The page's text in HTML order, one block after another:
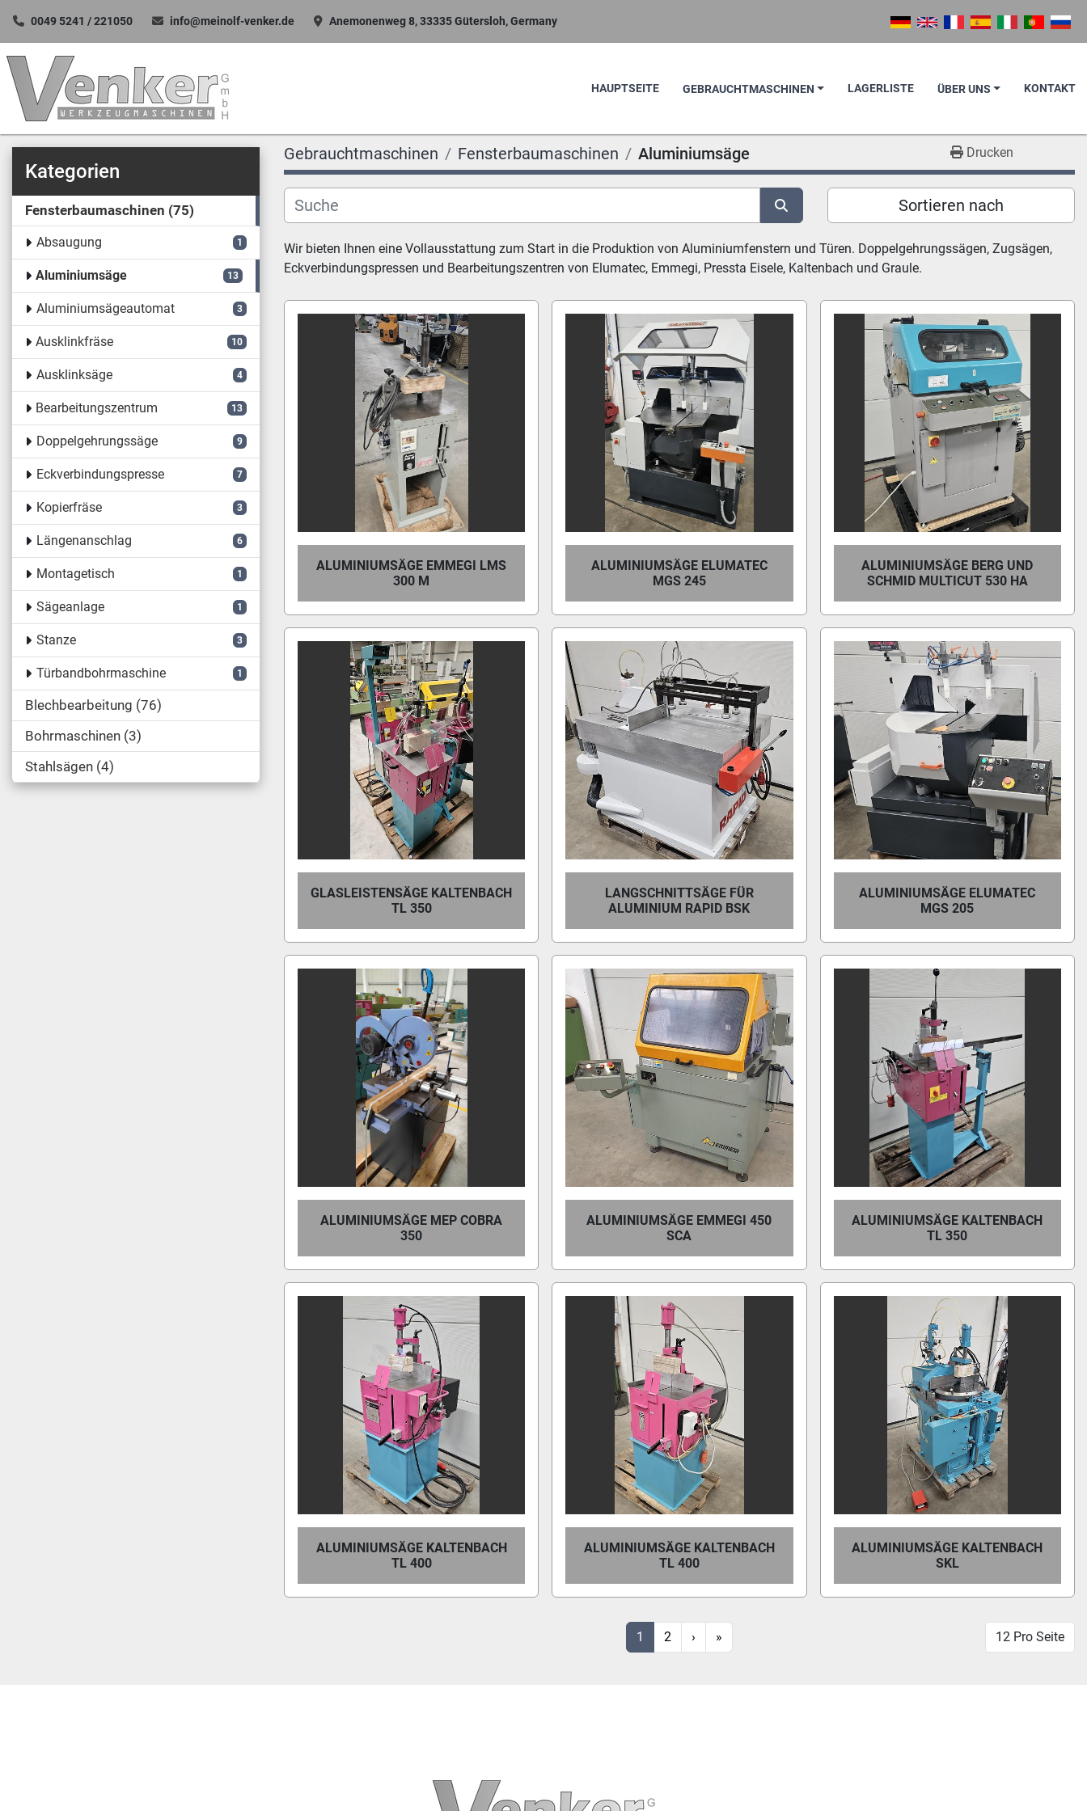
0049 5241 / 221050 info@meinolf-venker.de Anemonenweg 8, 33335 Gütersloh, Germany
HAUPTSEITE GEBRAUCHTMASCHINEN LAGERLISTE ÜBER UNS KONTAKT
Kategorien
Fensterbaumaschinen 75
Absaugung 1
Aluminiumsäge 13
Aluminiumsägeautomat 3
Ausklinkfräse 10
Ausklinksäge 4
Bearbeitungszentrum 13
Doppelgehrungssäge 9
Eckverbindungspresse 7
Kopierfräse 3
Längenanschlag 6
Montagetisch 1
Sägeanlage 1
Stanze 3
Türbandbohrmaschine 1
Blechbearbeitung 76
Bohrmaschinen 3
Stahlsägen 4
Gebrauchtmaschinen Fensterbaumaschinen Aluminiumsäge Drucken
Sortieren nach
Wir bieten Ihnen eine Vollausstattung zum Start in die Produktion von Aluminiumfenstern und Türen. Doppelgehrungssägen, Zugsägen,
Eckverbindungspressen und Bearbeitungszentren von Elumatec, Emmegi, Pressta Eisele, Kaltenbach und Graule.
ALUMINIUMSÄGE EMMEGI LMS
300 M
ALUMINIUMSÄGE ELUMATEC
MGS 245
ALUMINIUMSÄGE BERG UND
SCHMID MULTICUT 530 HA
GLASLEISTENSÄGE KALTENBACH
TL 350
LANGSCHNITTSÄGE FÜR
ALUMINIUM RAPID BSK
ALUMINIUMSÄGE ELUMATEC
MGS 205
ALUMINIUMSÄGE MEP COBRA
350
ALUMINIUMSÄGE EMMEGI 450
SCA
ALUMINIUMSÄGE KALTENBACH
TL 350
ALUMINIUMSÄGE KALTENBACH
TL 400
ALUMINIUMSÄGE KALTENBACH
TL 400
ALUMINIUMSÄGE KALTENBACH
SKL
1 2 › » 12 Pro Seite